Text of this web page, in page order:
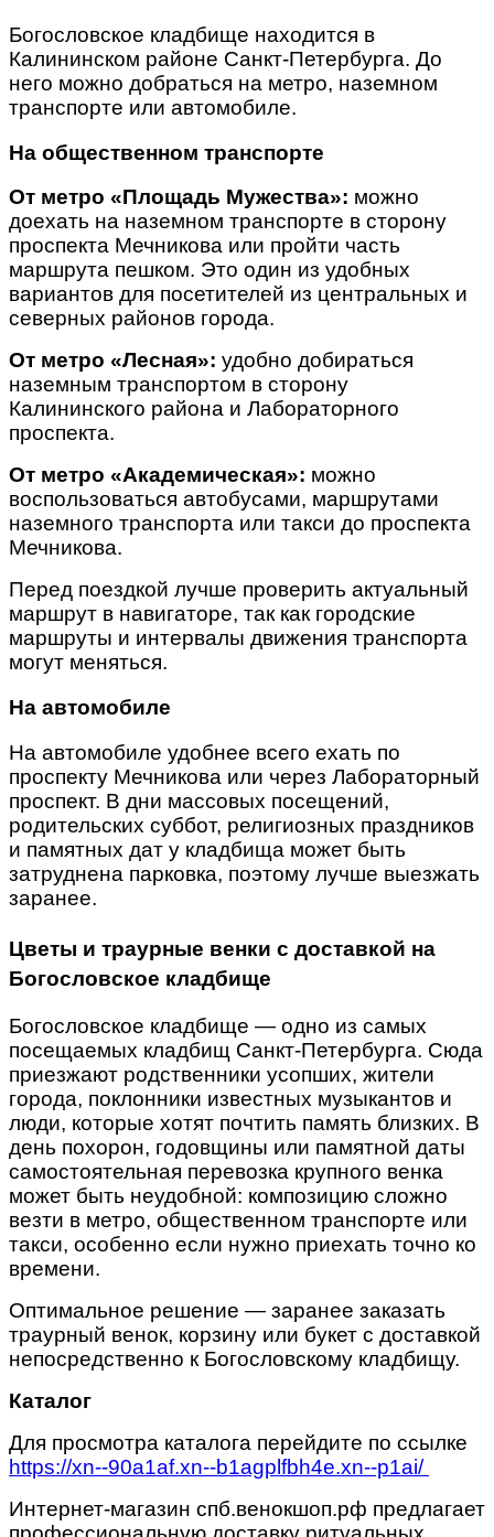
Богословское кладбище находится в
Калининском районе Санкт-Петербурга. До
него можно добраться на метро, наземном
транспорте или автомобиле.
На общественном транспорте
От метро «Площадь Мужества»: можно
доехать на наземном транспорте в сторону
проспекта Мечникова или пройти часть
маршрута пешком. Это один из удобных
вариантов для посетителей из центральных и
северных районов города.
От метро «Лесная»: удобно добираться
наземным транспортом в сторону
Калининского района и Лабораторного
проспекта.
От метро «Академическая»: можно
воспользоваться автобусами, маршрутами
наземного транспорта или такси до проспекта
Мечникова.
Перед поездкой лучше проверить актуальный
маршрут в навигаторе, так как городские
маршруты и интервалы движения транспорта
могут меняться.
На автомобиле
На автомобиле удобнее всего ехать по
проспекту Мечникова или через Лабораторный
проспект. В дни массовых посещений,
родительских суббот, религиозных праздников
и памятных дат у кладбища может быть
затруднена парковка, поэтому лучше выезжать
заранее.
Цветы и траурные венки с доставкой на
Богословское кладбище
Богословское кладбище — одно из самых
посещаемых кладбищ Санкт-Петербурга. Сюда
приезжают родственники усопших, жители
города, поклонники известных музыкантов и
люди, которые хотят почтить память близких. В
день похорон, годовщины или памятной даты
самостоятельная перевозка крупного венка
может быть неудобной: композицию сложно
везти в метро, общественном транспорте или
такси, особенно если нужно приехать точно ко
времени.
Оптимальное решение — заранее заказать
траурный венок, корзину или букет с доставкой
непосредственно к Богословскому кладбищу.
Каталог
Для просмотра каталога перейдите по ссылке
https://xn--90a1af.xn--b1agplfbh4e.xn--p1ai/
Интернет-магазин спб.венокшоп.рф предлагает